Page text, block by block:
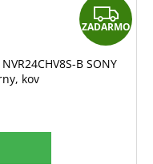
Z
A
ZADARMO
B SONY
kov